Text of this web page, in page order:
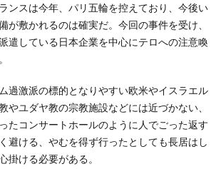
ンスは今年、パリ五輪を控えており、今後い
が敷かれるのは確実だ。今回の事件を受け、
遣している日本企業を中心にテロへの注意喚
過激派の標的となりやすい欧米やイスラエル
やユダヤ教の宗教施設などには近づかない、
たコンサートホールのように人でごった返す
避ける、やむを得ず行ったとしても長居はし
掛ける必要がある。